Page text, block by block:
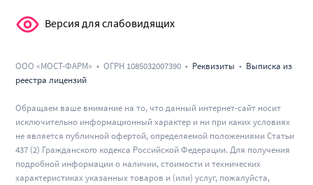
Версия для слабовидящих
ООО «МОСТ-ФАРМ» • ОГРН 1085032007390 • Реквизиты • Выписка из
реестра лицензий
Обращаем ваше внимание на то, что данный интернет-сайт носит
исключительно информационный характер и ни при каких условиях
не является публичной офертой, определяемой положениями Статьи
437 (2) Гражданского кодекса Российской Федерации. Для получения
подробной информации о наличии, стоимости и технических
характеристиках указанных товаров и (или) услуг, пожалуйста,